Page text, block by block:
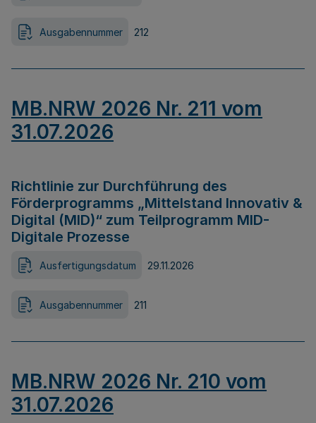
Ausgabennummer 212
MB.NRW 2026 Nr. 211 vom
31.07.2026
Richtlinie zur Durchführung des
Förderprogramms „Mittelstand Innovativ &
Digital (MID)“ zum Teilprogramm MID-
Digitale Prozesse
Ausfertigungsdatum 29.11.2026
Ausgabennummer 211
MB.NRW 2026 Nr. 210 vom
31.07.2026